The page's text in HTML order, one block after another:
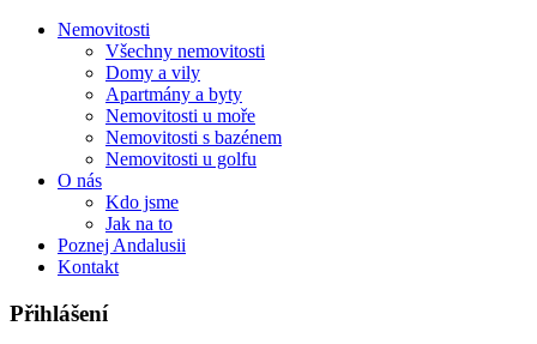
Nemovitosti
Všechny nemovitosti
Domy a vily
Apartmány a byty
Nemovitosti u moře
Nemovitosti s bazénem
Nemovitosti u golfu
O nás
Kdo jsme
Jak na to
Poznej Andalusii
Kontakt
Přihlášení